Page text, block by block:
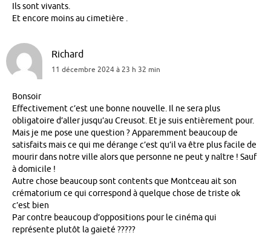
Ils sont vivants.
Et encore moins au cimetière .
Richard
11 décembre 2024 à 23 h 32 min
Bonsoir
Effectivement c’est une bonne nouvelle. Il ne sera plus
obligatoire d’aller jusqu’au Creusot. Et je suis entièrement pour.
Mais je me pose une question ? Apparemment beaucoup de
satisfaits mais ce qui me dérange c’est qu’il va être plus facile de
mourir dans notre ville alors que personne ne peut y naître ! Sauf
à domicile !
Autre chose beaucoup sont contents que Montceau ait son
crématorium ce qui correspond à quelque chose de triste ok
c’est bien
Par contre beaucoup d’oppositions pour le cinéma qui
représente plutôt la gaieté ?????